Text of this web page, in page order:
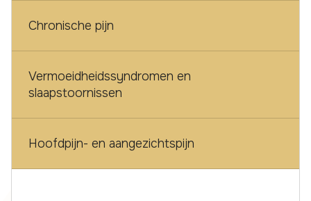
Chronische pijn
Vermoeidheidssyndromen en
slaapstoornissen
Hoofdpijn- en aangezichtspijn